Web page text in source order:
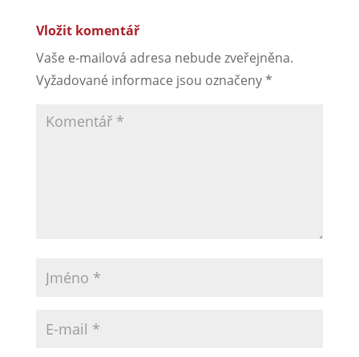
Vložit komentář
Vaše e-mailová adresa nebude zveřejněna.
Vyžadované informace jsou označeny*